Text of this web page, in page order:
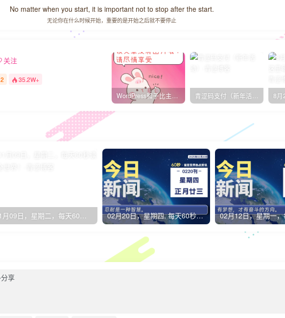
No matter when you start, it is important not to stop after the start.
无论你在什么时候开始，重要的是开始之后就不要停止
关注
2 35.2W+
WordPress和子比主题模板&网站美化方法教程-已更新到:23-01-8 青涩码支付（新年活动）
02月20日，星期四, 每天60秒读懂全世界！